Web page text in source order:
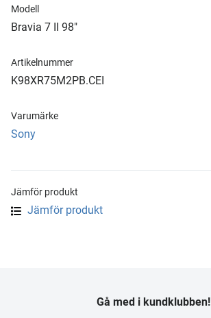
Modell
Bravia 7 II 98"
Artikelnummer
K98XR75M2PB.CEI
Varumärke
Sony
Jämför produkt
Jämför produkt
Gå med i kundklubben!